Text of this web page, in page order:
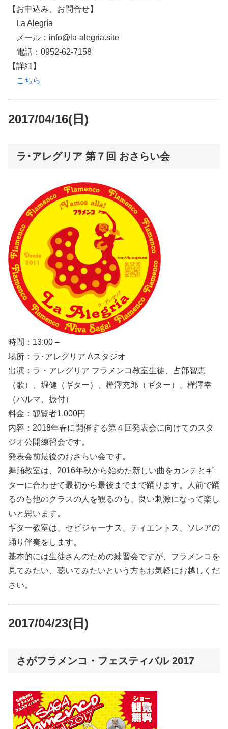
【お申込み、お問合せ】
La Alegría
メール：info@la-alegria.site
電話：0952-62-7158
【詳細】
こちら
2017/04/16(日)
ラ･アレグリア 第７回 おさらい会
時間：13:00 –
場所：ラ･アレグリア Aスタジオ
出演：ラ・アレグリア フラメンコ教室生徒、占部智恵
（歌）、堀健（ギター）、樺澤充郎（ギター）、樺澤幸
（パルマ、振付）
料金：観覧者1,000円
内容：2018年春に開催する第４回発表会に向けてのスタ
ジオ公開練習会です。
発表会前最後のおさらい会です。
舞踊教室は、2016年秋から始めた新しい曲をカンテとギ
ターに合わせて最初から最後までまで踊ります。人前で踊
るのも他のクラスの人を観るのも、良い刺激になって楽し
いと思います。
ギター教室は、セビジャーナス、ティエントス、ソレアの
踊り伴奏をします。
基本的には生徒さんのための練習会ですが、フラメンコを
見てみたい、聴いてみたいという方もお気軽にお越しくだ
さい。
2017/04/23(日)
さがフラメンコ・フェスティバル 2017